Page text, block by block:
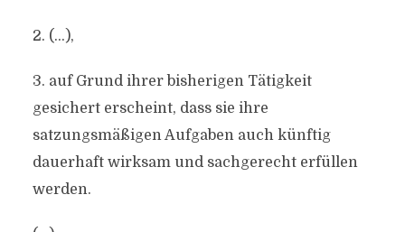
2. (…),
3. auf Grund ihrer bisherigen Tätigkeit
gesichert erscheint, dass sie ihre
satzungsmäßigen Aufgaben auch künftig
dauerhaft wirksam und sachgerecht erfüllen
werden.